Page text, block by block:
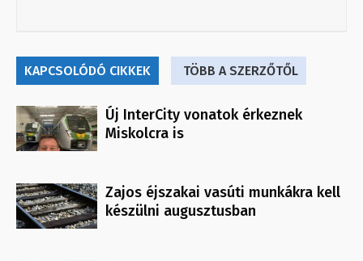
KAPCSOLÓDÓ CIKKEK TÖBB A SZERZŐTŐL
Új InterCity vonatok érkeznek
Miskolcra is
Zajos éjszakai vasúti munkákra kell
készülni augusztusban